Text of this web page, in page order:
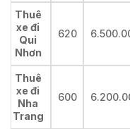
Thuê
xe đi
Qui
Nhơn
620
Thuê
xe đi
Nha
Trang
600